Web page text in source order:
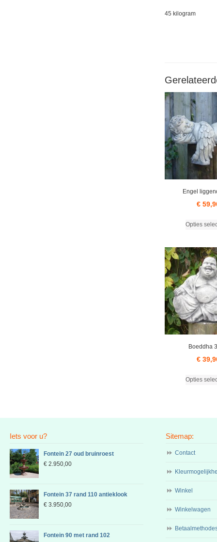
45 kilogram
Engel
€
Opties
Boeddha
€
Opties
Iets voor u?
Fontein 27 oud bruinroest
€ 2.950,00
Fontein 37 rand 110 antieklook
€ 3.950,00
Fontein 90 met rand 102
Sitemap:
Contact
Winkel
Winkelwagen